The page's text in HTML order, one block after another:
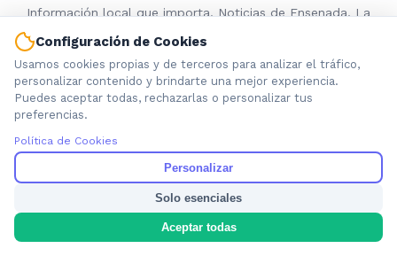
Información local que importa. Noticias de Ensenada, La
Cookies
Privacidad
Términos
Política de Contenido
Configuración de Cookies
Usamos cookies propias y de terceros para analizar el tráfico,
personalizar contenido y brindarte una mejor experiencia.
Puedes aceptar todas, rechazarlas o personalizar tus
preferencias.
Política de Cookies
Personalizar
Solo esenciales
Aceptar todas